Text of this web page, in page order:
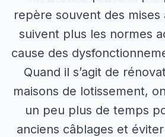
repère souvent des mises
suivent plus les normes
cause des
Quand il s’agit de
maisons de lotissement,
un peu plus de temps
anciens câblages et